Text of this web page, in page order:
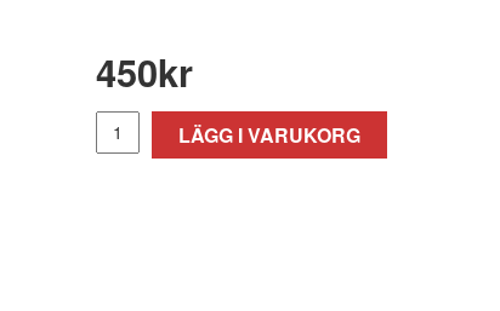
450kr
LÄGG I VARUKORG